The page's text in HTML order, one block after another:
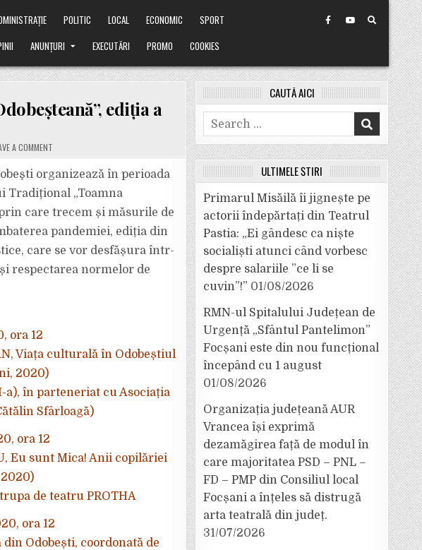
POLITIC LOCAL ECONOMIC
SPORT
ANUNȚURI EXECUTĂRI PROMO COOKIES
ediția a
A COMMENT
FESTIVALULUI
„TOAMNA
ODOBEȘTEANĂ”,
EDIȚIA
A
XVI-
A
organizează în perioada
Tradițional „Toamna
care trecem și măsurile de
pandemiei, ediția din
care se vor desfășura într-
respectarea normelor de
ora 12
Viața culturală în Odobeștiul
2020)
a), în parteneriat cu Asociația
Sfârloagă)
ora 12
Eu sunt Mica! Anii copilăriei
de teatru PROTHA
ora 12
Odobești, coordonată de
CAUTĂ AICI
Search
for:
ULTIMELE ȘTIRI
Primarul Misăilă îi jignește pe
actorii îndepărtați din Teatrul
Pastia: „Ei gândesc ca niște
socialiști atunci când vorbesc
despre salariile ”ce li se
cuvin”!” 01/08/2026
RMN-ul Spitalului Județean de
Urgență „Sfântul Pantelimon”
Focșani este din nou funcțional
începând cu 1 august
01/08/2026
Organizația județeană AUR
Vrancea își exprimă
dezamăgirea față de modul în
care majoritatea PSD – PNL –
FD – PMP din Consiliul local
Focșani a înțeles să distrugă
arta teatrală din județ.
31/07/2026